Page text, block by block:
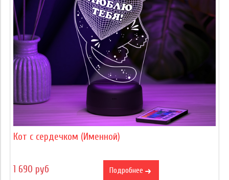
Кот с сердечком (Именной)
1 690 руб Подробнее